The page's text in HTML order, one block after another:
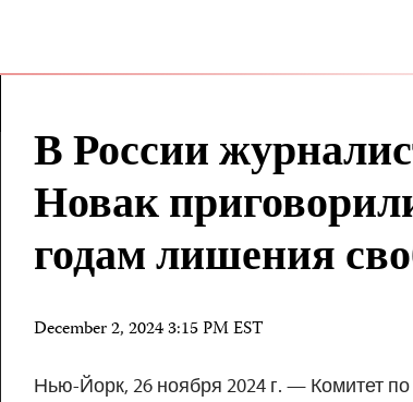
В России
Новак
годам лишения
December 2, 2024 3:15 PM EST
Нью-Йорк, 26 ноября 2024 г. — Комитет